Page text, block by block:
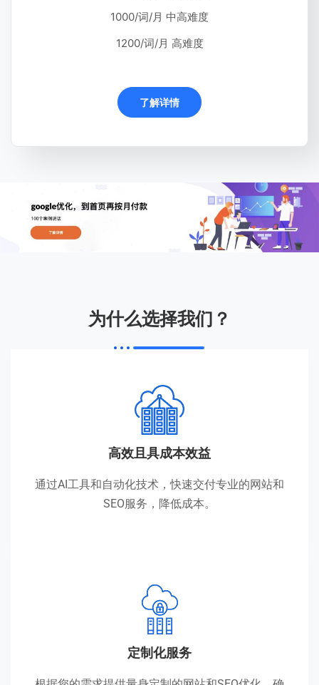
1000/词/月 中高难度
1200/词/月 高难度
了解详情
为什么选择我们？
高效且具成本效益
通过AI工具和自动化技术，快速交付专业的网站和
SEO服务，降低成本。
定制化服务